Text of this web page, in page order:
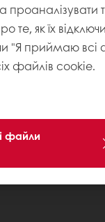
те, як їх
"Я приймаю всі
файлів cookie.
файли